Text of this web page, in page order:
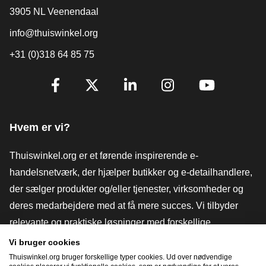
3905 NL Veenendaal
info@thuiswinkel.org
+31 (0)318 64 85 75
[_General:SocialMediaTitle]
Hvem er vi?
Thuiswinkel.org er et førende inspirerende e-
handelsnetværk, der hjælper butikker og e-detailhandlere,
der sælger produkter og/eller tjenester, virksomheder og
deres medarbejdere med at få mere succes. Vi tilbyder
relevante og praktiske løsninger med forskellige
tillidsmærker, Thuiswinkel-anmeldelser, juridiske værktøjer
og rådgivning, fortalervirksomhed, markedsundersøgelser
Vi bruger cookies
Thuiswinkel.org bruger forskellige typer cookies. Ud over nødvendige